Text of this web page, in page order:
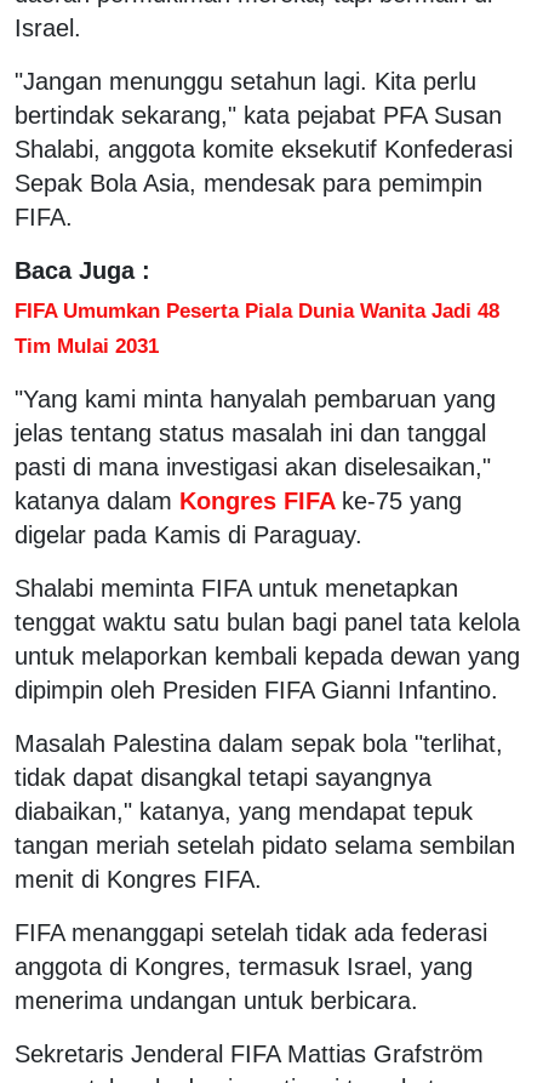
Israel.
"Jangan menunggu setahun lagi. Kita perlu
bertindak sekarang," kata pejabat PFA Susan
Shalabi, anggota komite eksekutif Konfederasi
Sepak Bola Asia, mendesak para pemimpin
FIFA.
Baca Juga :
FIFA Umumkan Peserta Piala Dunia Wanita Jadi 48
Tim Mulai 2031
"Yang kami minta hanyalah pembaruan yang
jelas tentang status masalah ini dan tanggal
pasti di mana investigasi akan diselesaikan,"
katanya dalam Kongres FIFA ke-75 yang
digelar pada Kamis di Paraguay.
Shalabi meminta FIFA untuk menetapkan
tenggat waktu satu bulan bagi panel tata kelola
untuk melaporkan kembali kepada dewan yang
dipimpin oleh Presiden FIFA Gianni Infantino.
Masalah Palestina dalam sepak bola "terlihat,
tidak dapat disangkal tetapi sayangnya
diabaikan," katanya, yang mendapat tepuk
tangan meriah setelah pidato selama sembilan
menit di Kongres FIFA.
FIFA menanggapi setelah tidak ada federasi
anggota di Kongres, termasuk Israel, yang
menerima undangan untuk berbicara.
Sekretaris Jenderal FIFA Mattias Grafström